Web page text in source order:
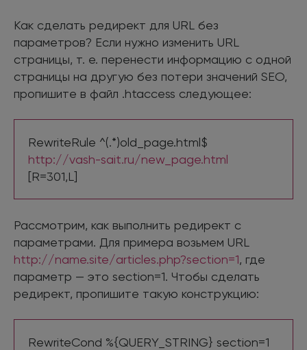
Как сделать редирект для URL без
параметров? Если нужно изменить URL
страницы, т. е. перенести информацию с одной
страницы на другую без потери значений SEO,
пропишите в файл .htaccess следующее:
RewriteRule ^(.*)old_page.html$
http://vash-sait.ru/new_page.html
[R=301,L]
Рассмотрим, как выполнить редирект с
параметрами. Для примера возьмем URL
http://name.site/articles.php?section=1, где
параметр — это section=1. Чтобы сделать
редирект, пропишите такую конструкцию:
RewriteCond %{QUERY_STRING} section=1